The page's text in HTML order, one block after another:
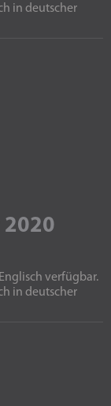
in deutscher
2020
verfügbar.
in deutscher